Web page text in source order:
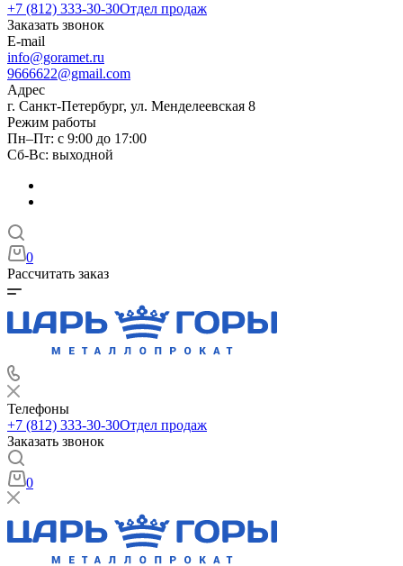
+7 (812) 333-30-30Отдел продаж
Заказать звонок
E-mail
info@goramet.ru
9666622@gmail.com
Адрес
г. Санкт-Петербург, ул. Менделеевская 8
Режим работы
Пн–Пт: с 9:00 до 17:00
Сб-Вс: выходной
0
Рассчитать заказ
Телефоны
+7 (812) 333-30-30Отдел продаж
Заказать звонок
0